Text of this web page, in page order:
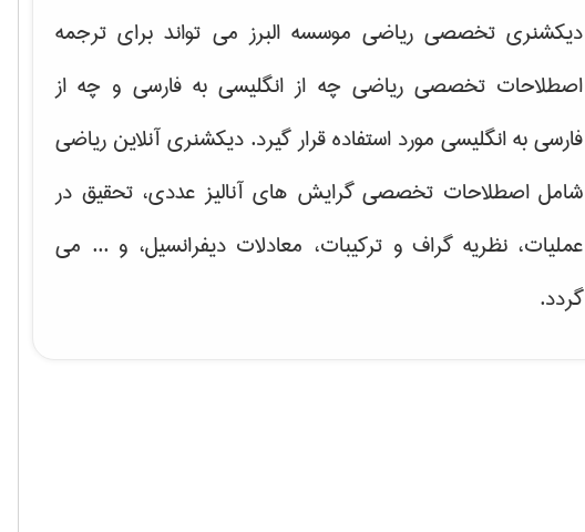
دیکشنری تخصصی ریاضی موسسه البرز می تواند برای ترجمه
اصطلاحات تخصصی ریاضی چه از انگلیسی به فارسی و چه از
فارسی به انگلیسی مورد استفاده قرار گیرد. دیکشنری آنلاین ریاضی
شامل اصطلاحات تخصصی گرایش هایآنالیز عددی، تحقیق در
عملیات، نظریه گراف و تركیبات، معادلات دیفرانسیل، و ... می
گردد.